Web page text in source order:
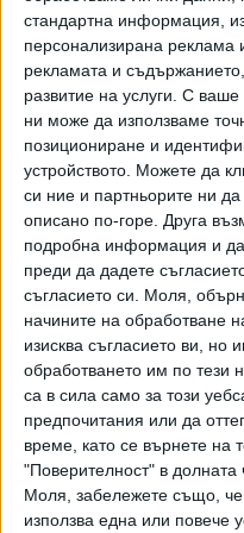
стандартна информация,
персонализирана
рекламата и
развитие на услуги. С ваше
ни може да използваме
позициониране и
устройството. Можете да
си ние и партньорите ни
описано по-горе. Друга
подробна информация и да
преди да дадете
съгласието си.
Моля,
начините на обработване
изисква съгласието ви, но
обработването им по тези
са в сила само за този
предпочитания или да
време, като се върнете на
"Поверителност" в долната
Моля, забележете също, че
използва една или повече
доброто ни досега,
изключителен – почти
милион души в
още концерти в Европа,
останалите части на
откровеничи басистът
Доусън отново ще бъде
той, така и цялата
феновете за
оказахте по време на
сме обичали да свирим
така достигаме и до
заради нас и ние
Затова решихме в този
възможно най-много
това, ще изнесем
Румъния, Словакия и
свирим тази година, а